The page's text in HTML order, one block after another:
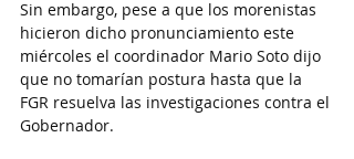
Sin embargo, pese a que los morenistas
hicieron dicho pronunciamiento este
miércoles el coordinador Mario Soto dijo
que no tomarían postura hasta que la
FGR resuelva las investigaciones contra el
Gobernador.